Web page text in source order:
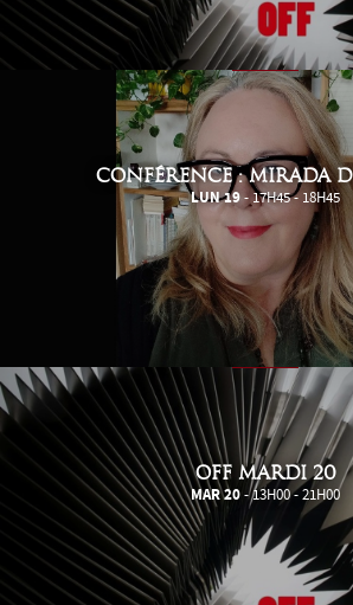
CONFÉRENCE : MIRADA
LUN 19- 17H45 - 18H45
OFF MARDI 20
MAR 20- 13H00 - 21H00